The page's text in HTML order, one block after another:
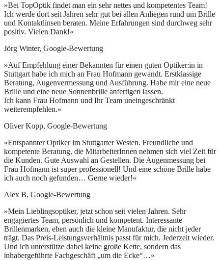
»Bei TopOptik findet man ein sehr nettes und kompetentes Team!
Ich werde dort seit Jahren sehr gut bei allen Anliegen rund um Brille
und Kontaktlinsen beraten. Meine Erfahrungen sind durchweg sehr
positiv. Vielen Dank!«
Jörg Winter, Google-Bewertung
»Auf Empfehlung einer Bekannten für einen guten Optiker:in in
Stuttgart habe ich mich an Frau Hofmann gewandt. Erstklassige
Beratung, Augenvermessung und Ausführung. Habe mir eine neue
Brille und eine neue Sonnenbrille anfertigen lassen.
Ich kann Frau Hofmann und Ihr Team uneingeschränkt
weiterempfehlen.«
Oliver Kopp, Google-Bewertung
»Entspannter Optiker im Stuttgarter Westen. Freundliche und
kompetente Beratung, die MitarbeiterInnen nehmen sich viel Zeit für
die Kunden. Gute Auswahl an Gestellen. Die Augenmessung bei
Frau Hofmann ist super professionell! Und eine schöne Brille habe
ich auch noch gefunden… Gerne wieder!«
Alex B, Google-Bewertung
»Mein Lieblingsoptiker, jetzt schon seit vielen Jahren. Sehr
engagiertes Team, persönlich und kompetent. Interessante
Brillenmarken, eben auch die kleine Manufaktur, die nicht jeder
trägt. Das Preis-Leistungsverhältnis passt für mich. Jederzeit wieder.
Und ich unterstütze dabei keine große Kette, sondern das
inhabergeführte Fachgeschäft „um die Ecke“…«